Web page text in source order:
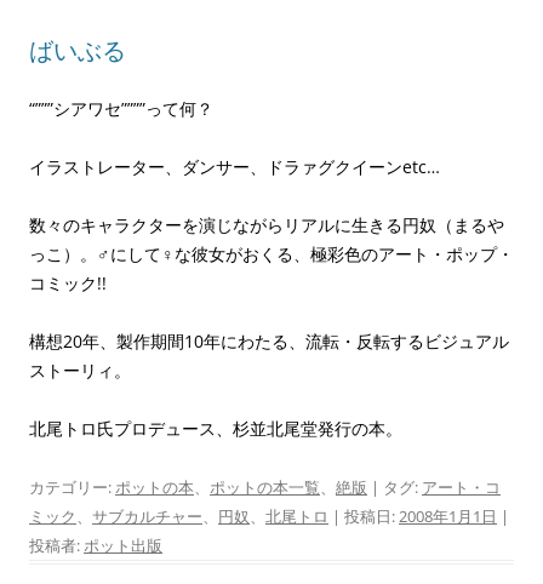
ばいぶる
“”””シアワセ””””って何？
イラストレーター、ダンサー、ドラァグクイーンetc…
数々のキャラクターを演じながらリアルに生きる円奴（まるや
っこ）。♂にして♀な彼女がおくる、極彩色のアート・ポップ・
コミック!!
構想20年、製作期間10年にわたる、流転・反転するビジュアル
ストーリィ。
北尾トロ氏プロデュース、杉並北尾堂発行の本。
カテゴリー:ポットの本、 ポットの本一覧、 絶版 | タグ: アート・コ
ミック、 サブカルチャー、 円奴、 北尾トロ | 投稿日:2008年1月1日 |
投稿者:ポット出版